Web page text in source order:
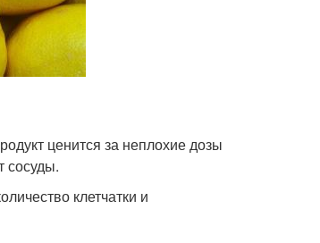
ценится за неплохие дозы
сосуды.
клетчатки и